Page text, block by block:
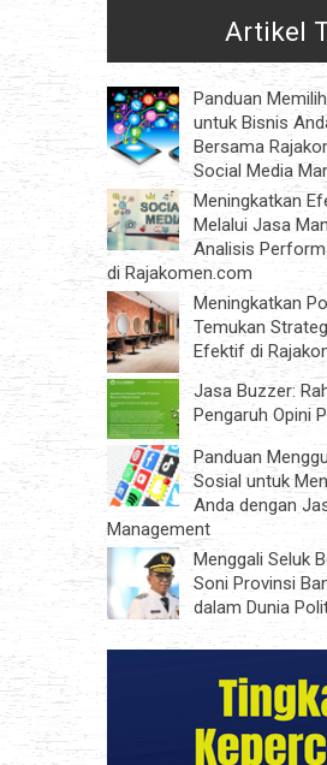
Artikel
Panduan
untuk Bisnis
Bersama
Social Media
Meningkatkan
Melalui Jasa
Analisis
di Rajakomen.com
Meningkatkan
Temukan
Efektif di
Jasa Buzzer:
Pengaruh Opini
Panduan
Sosial untuk
Anda dengan
Management
Menggali Seluk
Soni Provinsi
dalam Dunia